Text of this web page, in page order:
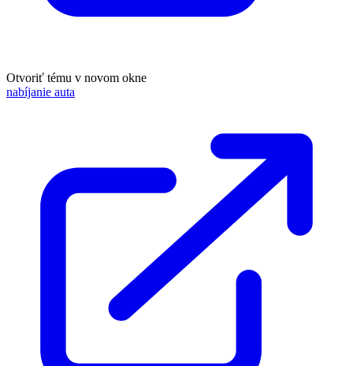
Otvoriť tému v novom okne
nabíjanie auta